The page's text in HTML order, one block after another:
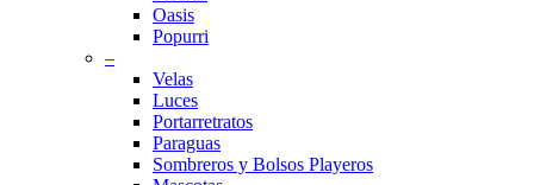
Oasis
Popurri
–
Velas
Luces
Portarretratos
Paraguas
Sombreros y Bolsos Playeros